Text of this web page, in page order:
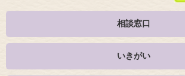
相談窓口
いきがい